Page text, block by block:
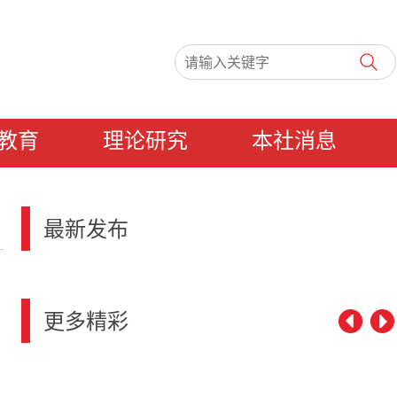
育 理论研究 本社消息
最新发布
更多精彩